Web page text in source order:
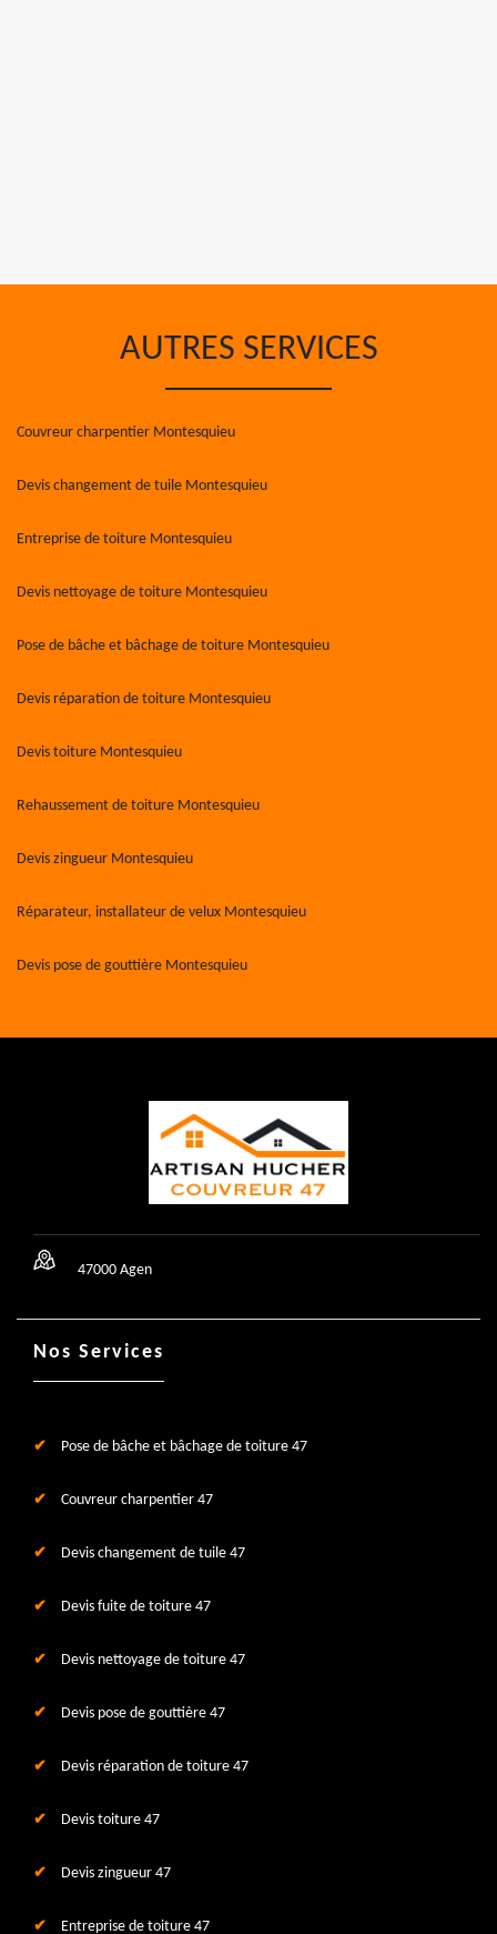
AUTRES SERVICES
Couvreur charpentier Montesquieu
Devis changement de tuile Montesquieu
Entreprise de toiture Montesquieu
Devis nettoyage de toiture Montesquieu
Pose de bâche et bâchage de toiture Montesquieu
Devis réparation de toiture Montesquieu
Devis toiture Montesquieu
Rehaussement de toiture Montesquieu
Devis zingueur Montesquieu
Réparateur, installateur de velux Montesquieu
Devis pose de gouttière Montesquieu
47000 Agen
Nos Services
Pose de bâche et bâchage de toiture 47
Couvreur charpentier 47
Devis changement de tuile 47
Devis fuite de toiture 47
Devis nettoyage de toiture 47
Devis pose de gouttière 47
Devis réparation de toiture 47
Devis toiture 47
Devis zingueur 47
Entreprise de toiture 47